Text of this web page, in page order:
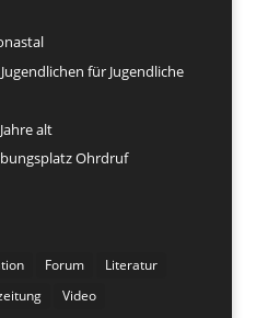
für Jugendliche
alt
Ohrdruf
Forum
Literatur
Video